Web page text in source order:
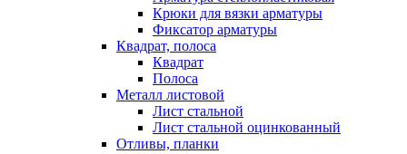
Крюки для вязки арматуры
Фиксатор арматуры
Квадрат, полоса
Квадрат
Полоса
Металл листовой
Лист стальной
Лист стальной оцинкованный
Отливы, планки